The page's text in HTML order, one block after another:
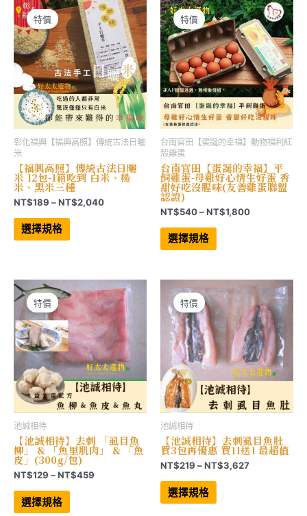
式。
可
產
品
頁
面
選
擇
選
項
式。
可
在
產
品
頁
面
選
擇
選
項
特價
彰化福興【福興高照】傳統古法日曬
米
【福興高照】傳統古法日曬
米 12包-1箱吃到 白米、糙
米、黑米三種
NT$189 –NT$2,040價
選擇規格
此
品
可
在
產
品
頁
面
選
擇
選
項
特價
台南官田【蛋誕的幸福】動物福利紅
殼雞蛋
台南官田【蛋誕的幸福】平
飼雞蛋-母雞好心情生好蛋 香
甜好吃沒腥味(友善雞蛋聯盟
認證)
NT$540–NT$1,800價
NT$1,800
選擇規格
此
品
式。
可
在
產
品
頁
面
選
擇
選
項
特價
池誠相待
【池誠相待】去刺 「虱目魚
柳」 & 「魚里肌肉」 & 「魚
皮」(300g/包)
NT$129 –NT$459
選擇規格
此
品
特價
池誠相待
【池誠相待】去刺虱目魚肚
買3包再優惠 買11送1 最超值
NT$219 –NT$3,627價
選擇規格
此
品